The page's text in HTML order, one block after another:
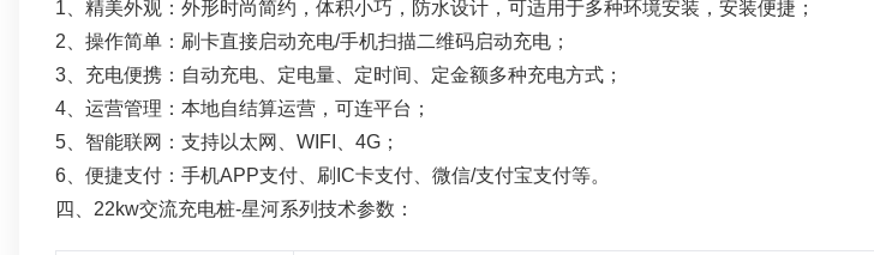
1、精美外观：外形时尚简约，体积小巧，防水设计，可适用于多种环境安装，安装便捷；
2、操作简单：刷卡直接启动充电/手机扫描二维码启动充电；
3、充电便携：自动充电、定电量、定时间、定金额多种充电方式；
4、运营管理：本地自结算运营，可连平台；
5、智能联网：支持以太网、WIFI、4G；
6、便捷支付：手机APP支付、刷IC卡支付、微信/支付宝支付等。
四、22kw交流充电桩-星河系列技术参数：